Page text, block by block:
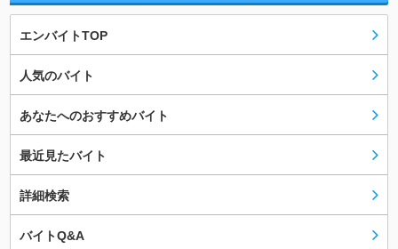
エンバイトTOP
人気のバイト
あなたへのおすすめバイト
最近見たバイト
詳細検索
バイトQ&A